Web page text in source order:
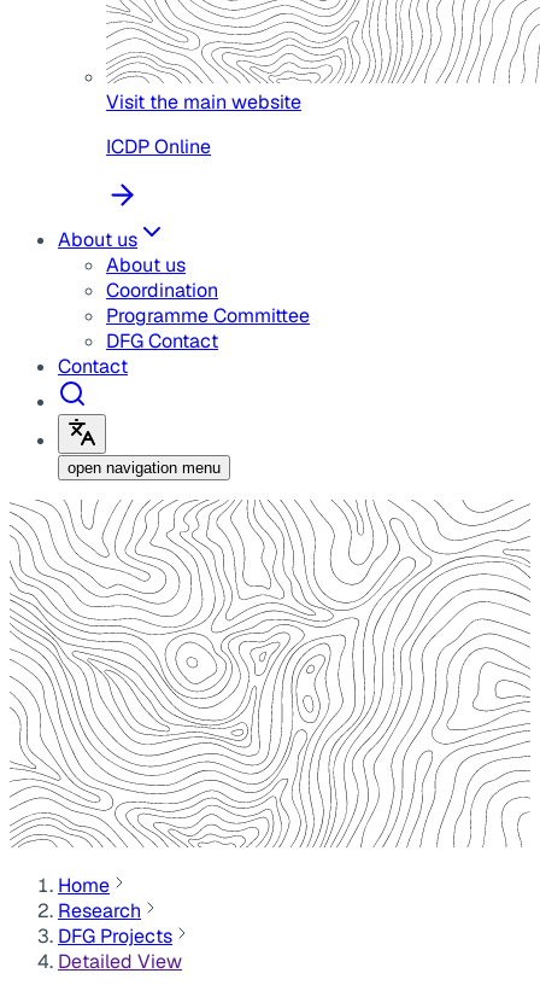
Visit the main website
ICDP Online
About us
About us
Coordination
Programme Committee
DFG Contact
Contact
open navigation menu
Home
Research
DFG Projects
Detailed View